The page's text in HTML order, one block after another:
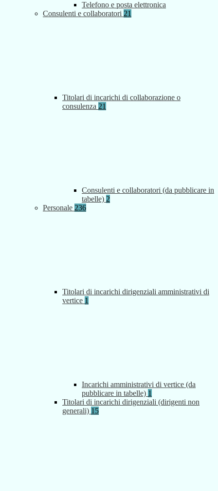
Telefono e posta elettronica
Consulenti e collaboratori 21
Titolari di incarichi di collaborazione o
consulenza 21
Consulenti e collaboratori (da pubblicare in
tabelle) 2
Personale 236
Titolari di incarichi dirigenziali amministrativi di
vertice 1
Incarichi amministrativi di vertice (da
pubblicare in tabelle) 1
Titolari di incarichi dirigenziali (dirigenti non
generali) 15